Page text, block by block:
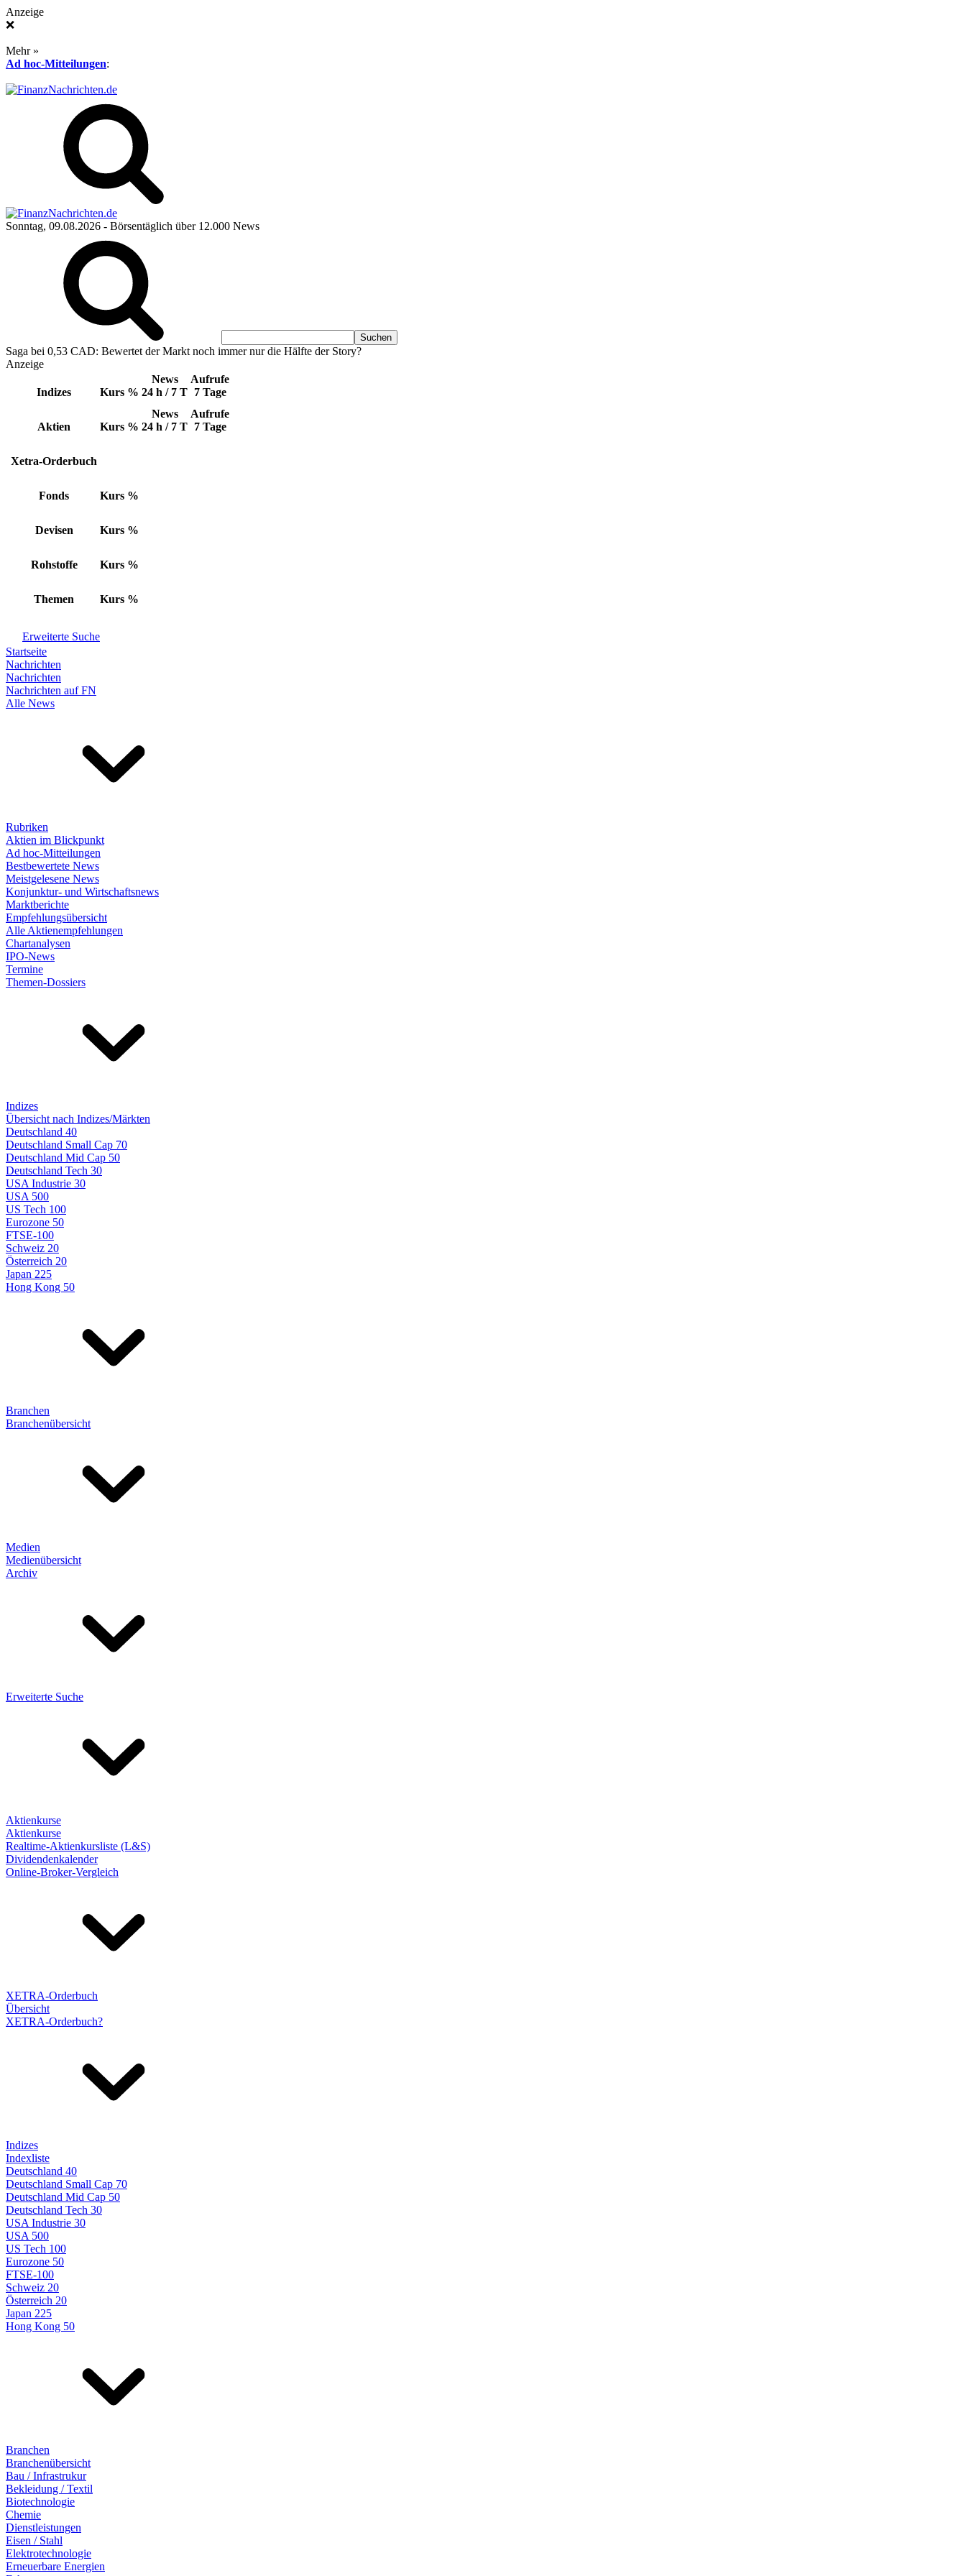
Anzeige
❌
Mehr »
Ad hoc-Mitteilungen:
Sonntag, 09.08.2026 - Börsentäglich über 12.000 News
Saga bei 0,53 CAD: Bewertet der Markt noch immer nur die Hälfte der Story?
Anzeige
Indizes Kurs %
News
24 h / 7 T
Aufrufe
7 Tage
Aktien Kurs %
News
24 h / 7 T
Aufrufe
7 Tage
Xetra-Orderbuch
Fonds Kurs %
Devisen Kurs %
Rohstoffe Kurs %
Themen Kurs %
Erweiterte Suche
Startseite
Nachrichten
Nachrichten
Nachrichten auf FN
Alle News
Rubriken
Aktien im Blickpunkt
Ad hoc-Mitteilungen
Bestbewertete News
Meistgelesene News
Konjunktur- und Wirtschaftsnews
Marktberichte
Empfehlungsübersicht
Alle Aktienempfehlungen
Chartanalysen
IPO-News
Termine
Themen-Dossiers
Indizes
Übersicht nach Indizes/Märkten
Deutschland 40
Deutschland Small Cap 70
Deutschland Mid Cap 50
Deutschland Tech 30
USA Industrie 30
USA 500
US Tech 100
Eurozone 50
FTSE-100
Schweiz 20
Österreich 20
Japan 225
Hong Kong 50
Branchen
Branchenübersicht
Medien
Medienübersicht
Archiv
Erweiterte Suche
Aktienkurse
Aktienkurse
Realtime-Aktienkursliste (L&S)
Dividendenkalender
Online-Broker-Vergleich
XETRA-Orderbuch
Übersicht
XETRA-Orderbuch?
Indizes
Indexliste
Deutschland 40
Deutschland Small Cap 70
Deutschland Mid Cap 50
Deutschland Tech 30
USA Industrie 30
USA 500
US Tech 100
Eurozone 50
FTSE-100
Schweiz 20
Österreich 20
Japan 225
Hong Kong 50
Branchen
Branchenübersicht
Bau / Infrastrukur
Bekleidung / Textil
Biotechnologie
Chemie
Dienstleistungen
Eisen / Stahl
Elektrotechnologie
Erneuerbare Energien